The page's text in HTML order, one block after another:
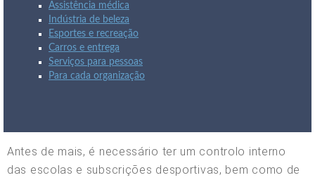
Assistência médica
Indústria de beleza
Esportes e recreação
Carros e entrega
Serviços para pessoas
Para cada organização
Antes de mais, é necessário ter um controlo interno
das escolas e subscrições desportivas, bem como de